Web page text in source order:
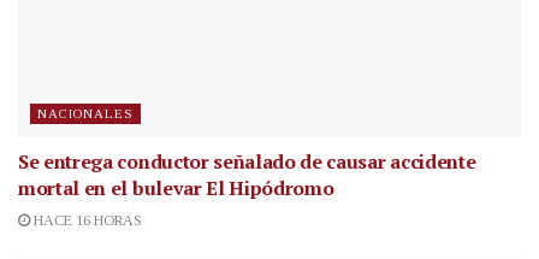
NACIONALES
Se entrega conductor señalado de causar accidente
mortal en el bulevar El Hipódromo
HACE 16 HORAS